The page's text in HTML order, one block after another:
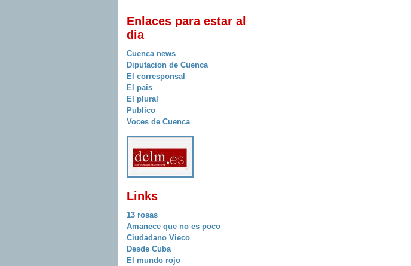
Enlaces para estar al
dia
Cuenca news
Diputacion de Cuenca
El corresponsal
El pais
El plural
Publico
Voces de Cuenca
Links
13 rosas
Amanece que no es poco
Ciudadano Vieco
Desde Cuba
El mundo rojo